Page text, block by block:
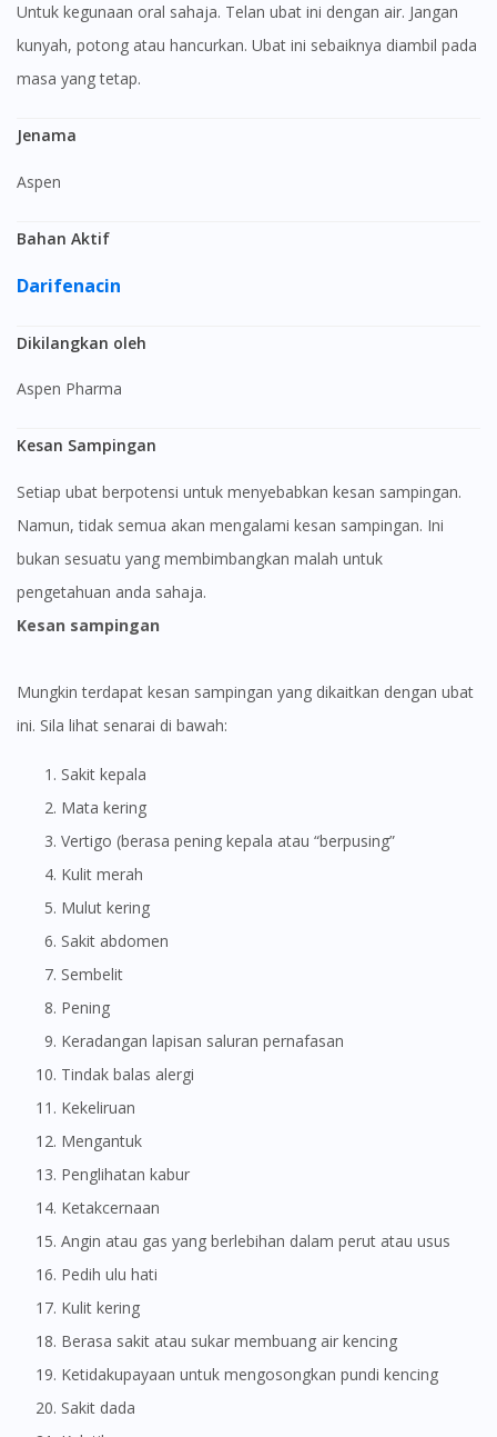
Untuk kegunaan oral sahaja. Telan ubat ini dengan air. Jangan
kunyah, potong atau hancurkan. Ubat ini sebaiknya diambil pada
masa yang tetap.
Jenama
Aspen
Bahan Aktif
Darifenacin
Dikilangkan oleh
Aspen Pharma
Kesan Sampingan
Setiap ubat berpotensi untuk menyebabkan kesan sampingan.
Namun, tidak semua akan mengalami kesan sampingan. Ini
bukan sesuatu yang membimbangkan malah untuk
pengetahuan anda sahaja.
Kesan sampingan
Mungkin terdapat kesan sampingan yang dikaitkan dengan ubat
ini. Sila lihat senarai di bawah:
Sakit kepala
Mata kering
Vertigo (berasa pening kepala atau “berpusing”
Kulit merah
Mulut kering
Sakit abdomen
Sembelit
Pening
Keradangan lapisan saluran pernafasan
Tindak balas alergi
Kekeliruan
Mengantuk
Penglihatan kabur
Ketakcernaan
Angin atau gas yang berlebihan dalam perut atau usus
Pedih ulu hati
Kulit kering
Berasa sakit atau sukar membuang air kencing
Ketidakupayaan untuk mengosongkan pundi kencing
Sakit dada